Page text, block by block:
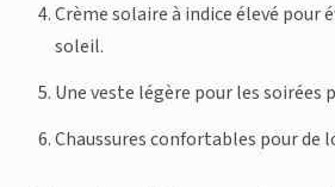
Crème solaire à indice élevé pour
soleil.
Une veste légère pour les soirées
Chaussures confortables pour de